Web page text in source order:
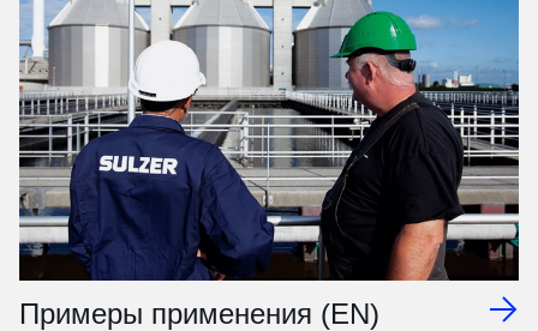
Примеры применения (EN)